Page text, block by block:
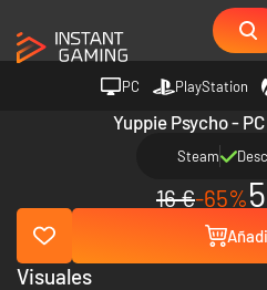
PC PlayStation
Yuppie Psycho -
Steam
16 €-65%
Visuales